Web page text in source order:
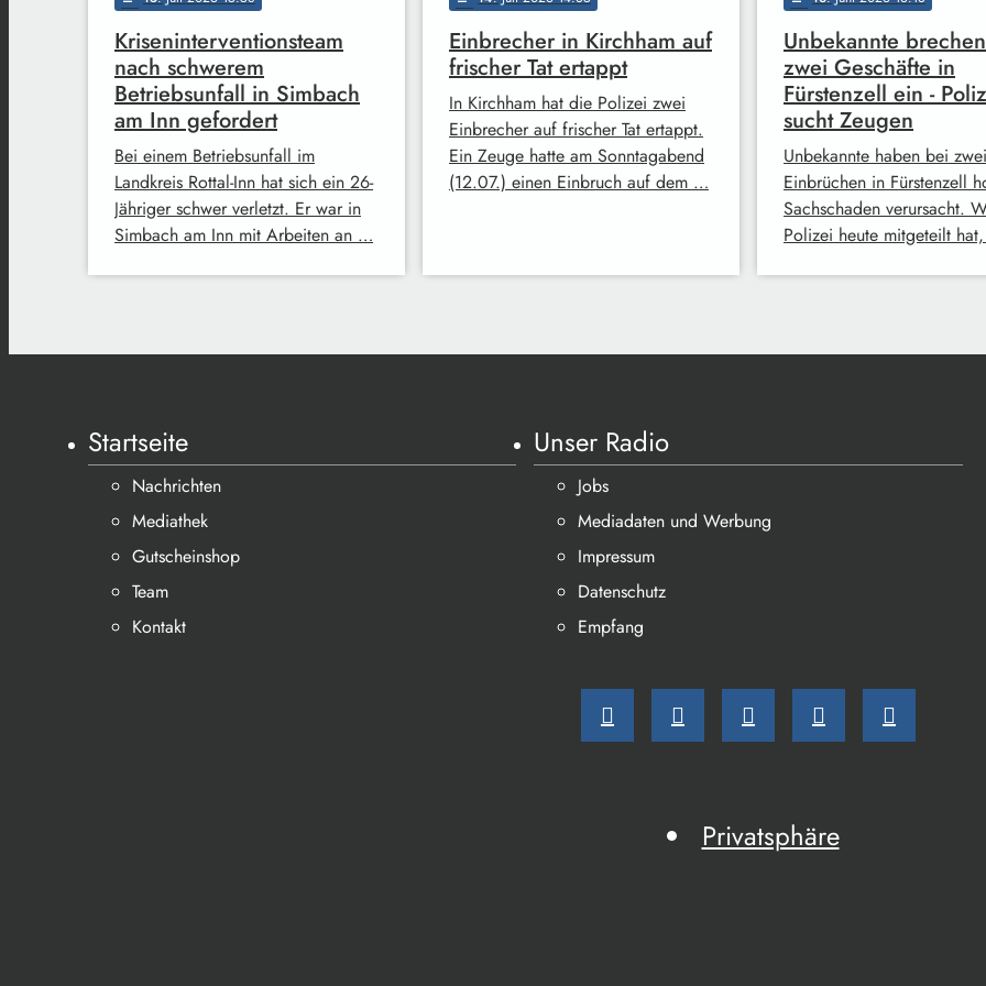
Kriseninterventionsteam
nach schwerem
Betriebsunfall in Simbach
am Inn gefordert
Bei einem Betriebsunfall im
Landkreis Rottal-Inn hat sich ein 26-
Jähriger schwer verletzt. Er war in
Simbach am Inn mit Arbeiten an …
Einbrecher in Kirchham auf
frischer Tat ertappt
In Kirchham hat die Polizei zwei
Einbrecher auf frischer Tat ertappt.
Ein Zeuge hatte am Sonntagabend
(12.07.) einen Einbruch auf dem …
Unbekannte
zwei Geschäfte in
Fürstenzell ein -
sucht Zeugen
Unbekannte haben bei zwei
Einbrüchen in Fürstenzell
Sachschaden verursacht.
Polizei heute mitgeteilt
Startseite
Nachrichten
Mediathek
Gutscheinshop
Team
Kontakt
Unser Radio
Jobs
Mediadaten und Werbung
Impressum
Datenschutz
Empfang
Privatsphäre